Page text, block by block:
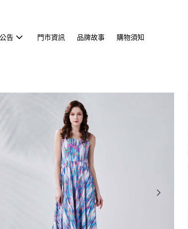
告 門市資訊 品牌故事 購物須知